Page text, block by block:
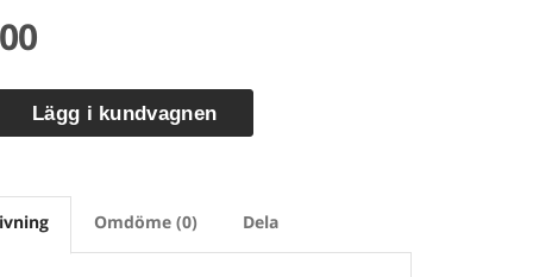
Lägg i kundvagnen
Omdöme (0) Dela